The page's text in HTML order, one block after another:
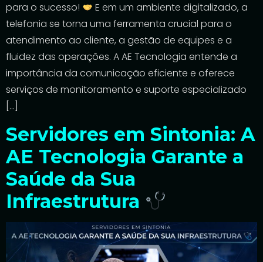
para o sucesso!
E em um ambiente digitalizado, a
telefonia se torna uma ferramenta crucial para o
atendimento ao cliente, a gestão de equipes e a
fluidez das operações. A AE Tecnologia entende a
importância da comunicação eficiente e oferece
serviços de monitoramento e suporte especializado
[…]
Servidores em Sintonia: A
AE Tecnologia Garante a
Saúde da Sua
Infraestrutura